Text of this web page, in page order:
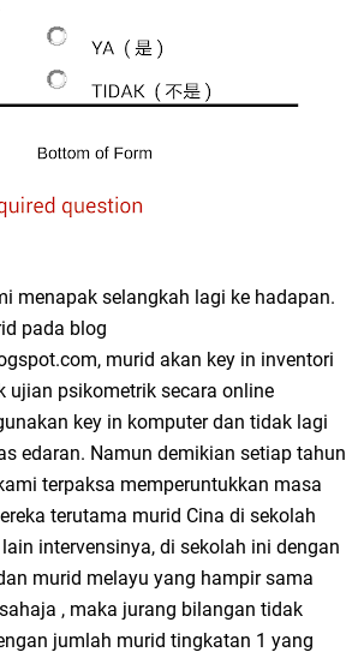
menapak selangkah lagi ke hadapan.
pada blog
murid akan key in inventori
ujian psikometrik secara online
key in komputer dan tidak lagi
edaran. Namun demikian setiap tahun
terpaksa memperuntukkan masa
terutama murid Cina di sekolah
intervensinya, di sekolah ini dengan
murid melayu yang hampir sama
, maka jurang bilangan tidak
jumlah murid tingkatan 1 yang